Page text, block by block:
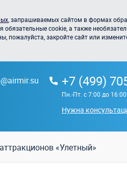
, запрашиваемых сайтом в формах
cookie, а также
закройте сайт или
+7 (499)
Пн.-Пт. с 7:00 до
Нужна
«Улетный»